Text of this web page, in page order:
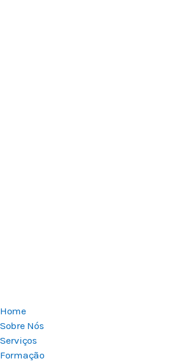
Home
Sobre Nós
Serviços
Formação